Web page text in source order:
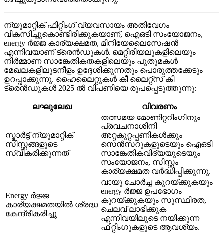
ന്യൂമാറ്റിക് ഫിറ്റിംഗ് വ്യവസായം അതിവേഗം
വികസിച്ചുകൊണ്ടിരിക്കുകയാണ്, ഐഒടി സംയോജനം,
energy ർജ്ജ കാര്യക്ഷമത, മിനിയേലൈസേഷൻ
എന്നിവയാണ് ട്രെൻഡുകൾ. മെറ്റീരിയലുകളിലെയും
നിർമ്മാണ സാങ്കേതികതകളിലെയും പുതുമകൾ
മേഖലകളിലുടനീളം ഉദ്ദേശിക്കുന്നതും പൊരുത്തക്കേടും
ഉറപ്പാക്കുന്നു. ഹൈലൈറ്റുകൾ കീ ലൈറ്റ്സ് കീ
ട്രെൻഡുകൾ 2025 ൽ വിപണിയെ രൂപപ്പെടുത്തുന്നു:
ലഘുലേഖ വിവരണം
സ്മാർട്ട് ന്യൂമാറ്റിക്
സിസ്റ്റങ്ങളുടെ
സ്വീകരിക്കുന്നത്
തത്സമയ മോണിറ്ററിംഗിനും
പ്രവചനാശിനി
അറ്റകുറ്റപ്പണികൾക്കും
സെൻസറുകളുടെയും ഐഒടി
സാങ്കേതികവിദ്യയുടെയും
സംയോജനം, സിസ്റ്റം
കാര്യക്ഷമത വർദ്ധിപ്പിക്കുന്നു.
Energy ർജ്ജ
കാര്യക്ഷമതയിൽ ശ്രദ്ധ
കേന്ദ്രീകരിച്ചു
വായു ചോർച്ച കുറയ്ക്കുകയും
energy ർജ്ജ ഉപഭോഗം
കുറയ്ക്കുകയും സുസ്ഥിരത,
ചെലവ് ലാഭിക്കുക
എന്നിവയിലൂടെ നയിക്കുന്ന
ഫിറ്റിംഗുകളുടെ ആവശ്യം.